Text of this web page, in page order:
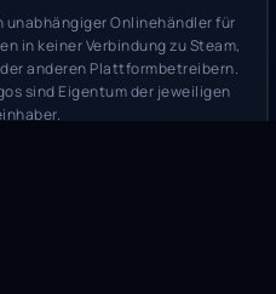
unabhängiger Onlinehändler für
in keiner Verbindung zu Steam,
anderen Plattformbetreibern.
sind Eigentum der jeweiligen